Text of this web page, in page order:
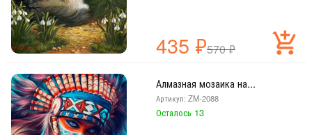
435 ₽570₽
Алмазная мозаика на...
Артикул: ZM-2088
Осталось 13